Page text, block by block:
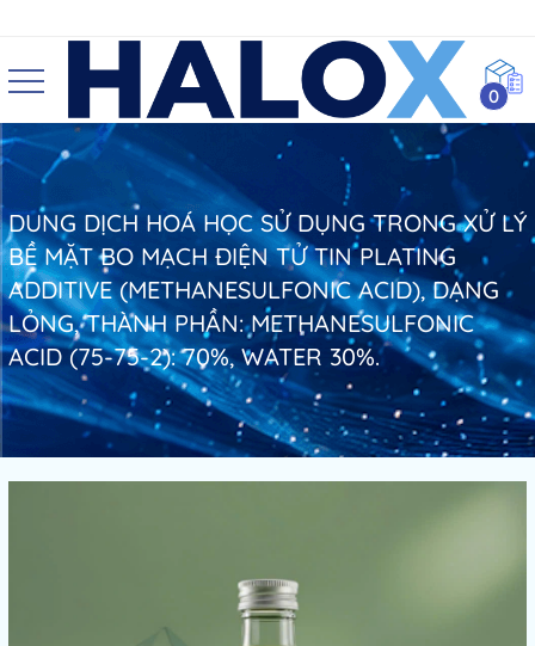
0
DUNG DỊCH HOÁ HỌC SỬ DỤNG TRONG XỬ LÝ
BỀ MẶT BO MẠCH ĐIỆN TỬ TIN PLATING
ADDITIVE (METHANESULFONIC ACID), DẠNG
LỎNG, THÀNH PHẦN: METHANESULFONIC
ACID (75-75-2): 70%, WATER 30%.